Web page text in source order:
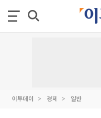
이투데이 경제 일반